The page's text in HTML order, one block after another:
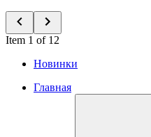
Item 1 of 12
Новинки
Главная